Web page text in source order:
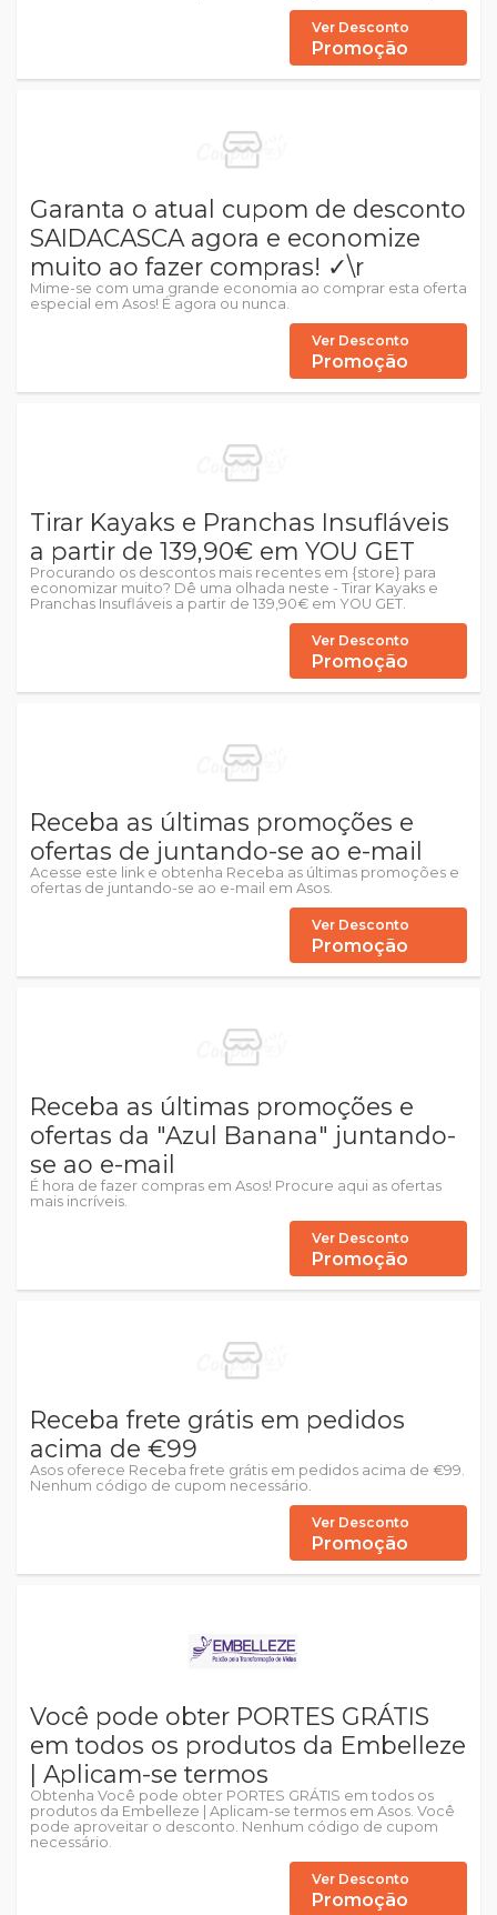
Ver Desconto
Promoção
Garanta o atual cupom de desconto
SAIDACASCA agora e economize
muito ao fazer compras! ✓\r
Mime-se com uma grande economia ao comprar esta oferta
especial em Asos! É agora ou nunca.
Ver Desconto
Promoção
Tirar Kayaks e Pranchas Insufláveis
a partir de 139,90€ em YOU GET
Procurando os descontos mais recentes em {store} para
economizar muito? Dê uma olhada neste - Tirar Kayaks e
Pranchas Insufláveis a partir de 139,90€ em YOU GET.
Ver Desconto
Promoção
Receba as últimas promoções e
ofertas de juntando-se ao e-mail
Acesse este link e obtenha Receba as últimas promoções e
ofertas de juntando-se ao e-mail em Asos.
Ver Desconto
Promoção
Receba as últimas promoções e
ofertas da "Azul Banana" juntando-
se ao e-mail
É hora de fazer compras em Asos! Procure aqui as ofertas
mais incríveis.
Ver Desconto
Promoção
Receba frete grátis em pedidos
acima de €99
Asos oferece Receba frete grátis em pedidos acima de €99.
Nenhum código de cupom necessário.
Ver Desconto
Promoção
Você pode obter PORTES GRÁTIS
em todos os produtos da Embelleze
| Aplicam-se termos
Obtenha Você pode obter PORTES GRÁTIS em todos os
produtos da Embelleze | Aplicam-se termos em Asos. Você
pode aproveitar o desconto. Nenhum código de cupom
necessário.
Ver Desconto
Promoção